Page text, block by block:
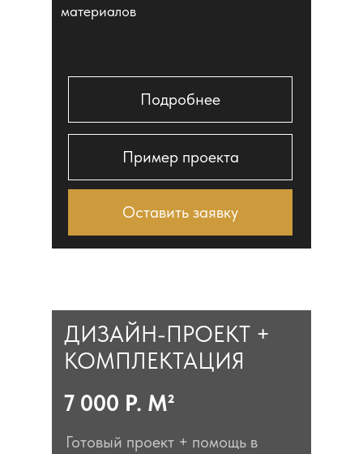
ДИЗАЙН-ПРОЕКТ +
КОМПЛЕКТАЦИЯ
7 000 Р. М²
Готовый проект + помощь в
материалов
Оставить заявку
Пример проекта
Подробнее